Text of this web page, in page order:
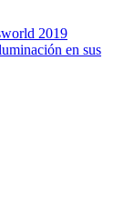
2019
en sus